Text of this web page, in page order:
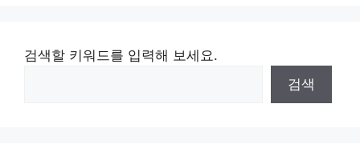
검색할 키워드를 입력해 보세요.
검색